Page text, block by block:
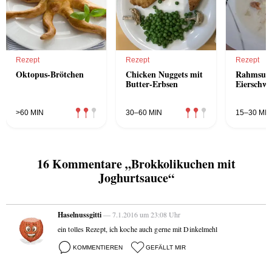
Rezept
Oktopus-Brötchen
>60 MIN
Rezept
Chicken Nuggets mit
Butter-Erbsen
30–60 MIN
Rezept
15–30 MIN
16 Kommentare „Brokkolikuchen mit
Joghurtsauce“
Haselnussgitti— 7.1.2016 um 23:08 Uhr
ein tolles Rezept, ich koche auch gerne mit Dinkelmehl
KOMMENTIEREN GEFÄLLT MIR